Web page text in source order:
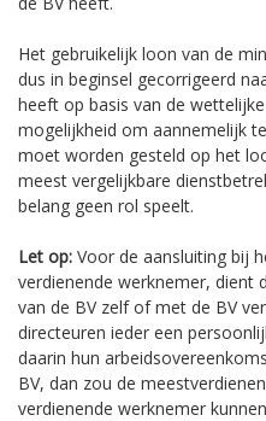
Het gebruikelijk loon van de
dus in beginsel gecorrigeerd
heeft op basis van de
mogelijkheid om aannemelijk
moet worden gesteld op het
meest vergelijkbare
belang geen rol speelt.
Let op: Voor de aansluiting bij
verdienende werknemer, dient
van de BV zelf of met de BV
directeuren ieder een
daarin hun
BV, dan zou de
verdienende werknemer